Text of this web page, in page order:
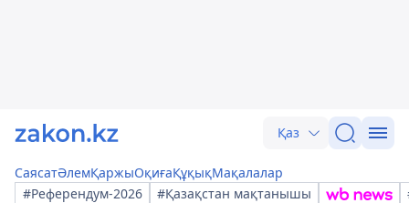
Қаз
СаясатӘлемҚаржыОқиғаҚұқықМақалалар
#Референдум-2026
#Қазақстан мақтанышы